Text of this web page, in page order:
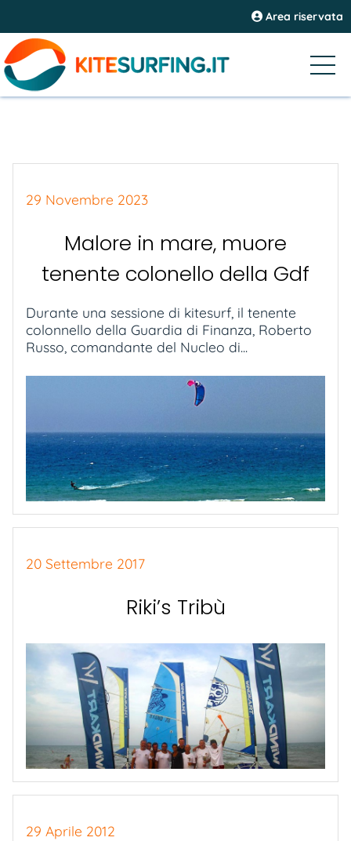
Area riservata
29 Novembre 2023
Malore in mare, muore
tenente colonello della Gdf
Durante una sessione di kitesurf, il tenente
colonnello della Guardia di Finanza, Roberto
Russo, comandante del Nucleo di...
20 Settembre 2017
Riki’s Tribù
29 Aprile 2012